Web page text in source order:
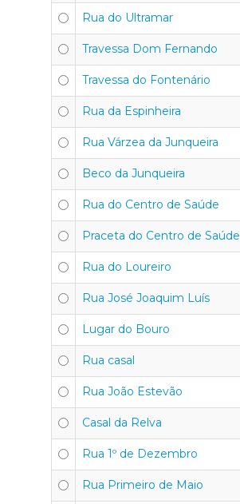
Rua do Ultramar
Travessa Dom Fernando
Travessa do Fontenário
Rua da Espinheira
Rua Várzea da Junqueira
Beco da Junqueira
Rua do Centro de Saúde
Praceta do Centro de Saúde
Rua do Loureiro
Rua José Joaquim Luís
Lugar do Bouro
Rua casal
Rua João Estevão
Casal da Relva
Rua 1º de Dezembro
Rua Primeiro de Maio